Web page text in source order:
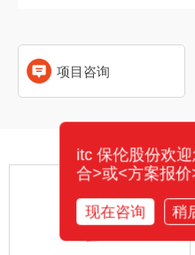
项目咨询
相
itc 保伦股份欢
合>或<方案报价
现在咨询 稍